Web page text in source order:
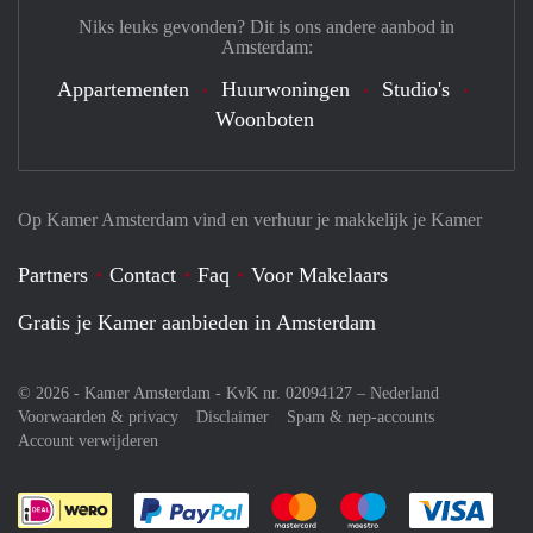
Op Kamer Amsterdam vind en verhuur je makkelijk je Kamer
Partners Contact Faq
Voor Makelaars
Gratis je Kamer aanbieden in Amsterdam
© 2026 - Kamer Amsterdam - KvK nr. 02094127 – Nederland
Voorwaarden & privacy
Disclaimer
Spam & nep-accounts
Account verwijderen
Je rekent gemakkelijk af met Paypal
Je rekent gemakkelijk af met
Je rekent
Niks leuks gevonden? Dit is ons andere aanbod in
Amsterdam:
Appartementen Huurwoningen
Studio's
Woonboten